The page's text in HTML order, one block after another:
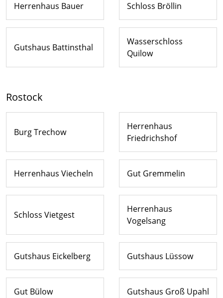
Herrenhaus Bauer Schloss Bröllin
Gutshaus Battinsthal
Wasserschloss
Quilow
Rostock
Burg Trechow
Herrenhaus
Friedrichshof
Herrenhaus Viecheln Gut Gremmelin
Schloss Vietgest
Herrenhaus
Vogelsang
Gutshaus Eickelberg Gutshaus Lüssow
Gut Bülow Gutshaus Groß Upahl